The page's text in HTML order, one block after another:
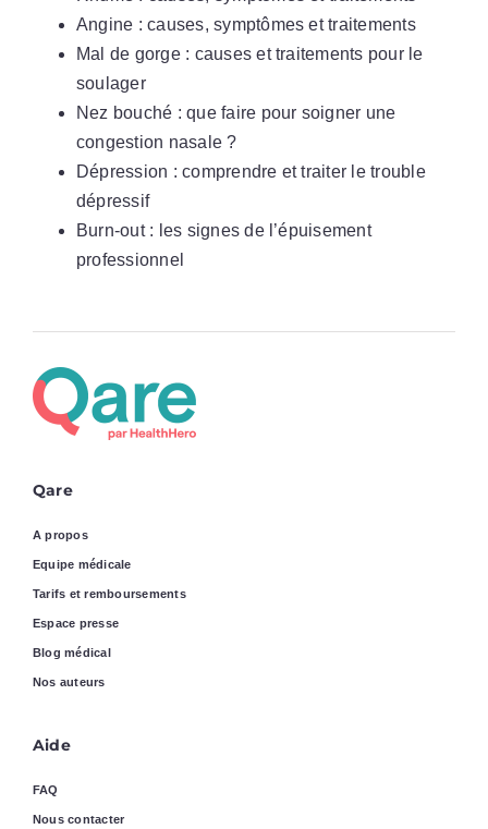
Angine : causes, symptômes et traitements
Mal de gorge : causes et traitements pour le
soulager
Nez bouché : que faire pour soigner une
congestion nasale ?
Dépression : comprendre et traiter le trouble
dépressif
Burn-out : les signes de l’épuisement
professionnel
Qare
A propos
Equipe médicale
Tarifs et remboursements
Espace presse
Blog médical
Nos auteurs
Aide
FAQ
Nous contacter